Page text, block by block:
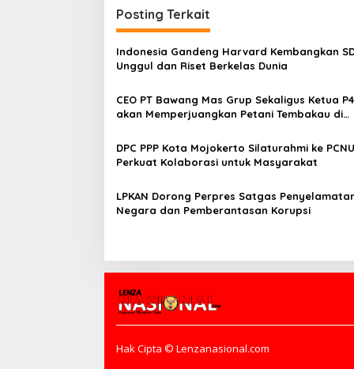
i
g
a
i
o
s
Posting Terkait
Indonesia Gandeng Harvard Kembangkan
Unggul dan Riset Berkelas Dunia
CEO PT Bawang Mas Grup Sekaligus Ketua
akan Memperjuangkan Petani Tembakau di
DPC PPP Kota Mojokerto Silaturahmi ke
Perkuat Kolaborasi untuk Masyarakat
LPKAN Dorong Perpres Satgas
Negara dan Pemberantasan Korupsi
Hak Cipta © Lenzanasional.com